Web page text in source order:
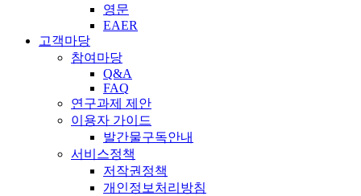
영문
EAER
고객마당
참여마당
Q&A
FAQ
연구과제 제안
이용자 가이드
발간물구독안내
서비스정책
저작권정책
개인정보처리방침